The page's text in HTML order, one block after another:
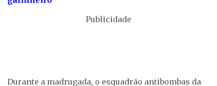
Publicidade
Durante a madrugada, o esquadrão antibombas da